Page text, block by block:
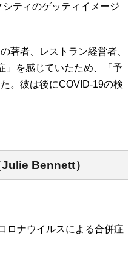
シティのゲッティイメージ
著者、レストラン経営者、
」を感じていたため、「予
。彼は後にCOVID-19の検
Bennett）
ロナウイルスによる合併症